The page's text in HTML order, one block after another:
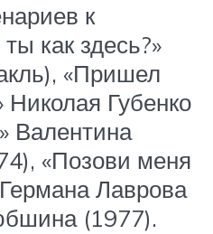
к
как здесь?»
«Пришел
Николая Губенко
Валентина
«Позови меня
Лаврова
(1977).